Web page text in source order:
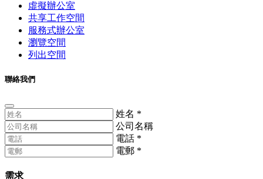
虛擬辦公室
共享工作空間
服務式辦公室
瀏覽空間
列出空間
聯絡我們
姓名 *
公司名稱
電話 *
電郵 *
需求